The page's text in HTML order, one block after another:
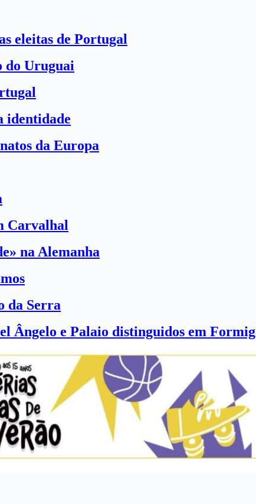
eleitas de Portugal
do Uruguai
identidade
da Europa
Carvalhal
na Alemanha
da Serra
e Palaio distinguidos em